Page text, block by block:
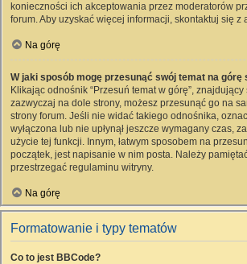
konieczności ich akceptowania przez moderatorów
forum. Aby uzyskać więcej informacji, skontaktuj się z
Na górę
W jaki sposób mogę przesunąć swój temat na górę
Klikając odnośnik “Przesuń temat w górę”,
zazwyczaj na dole strony, możesz przesunąć go na
strony forum. Jeśli nie widać takiego odnośnika,
wyłączona lub nie upłynął jeszcze wymagany czas,
użycie tej funkcji. Innym, łatwym sposobem na
początek, jest napisanie w nim posta. Należy
przestrzegać regulaminu witryny.
Na górę
Formatowanie i typy tematów
Co to jest BBCode?